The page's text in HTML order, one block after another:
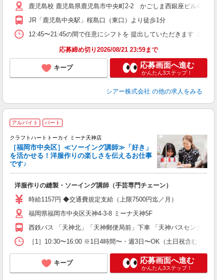
鹿児島校 鹿児島県鹿児島市中央町2-2 かごしま西銀座ビル4F
JR「鹿児島中央駅」桜島口（東口）より徒歩1分
12:45〜21:45の間で任意にシフトを 提出していただきます（1
応募締め切り2026/08/21 23:59まで
キープ 応募画面へ進む
かんたん3ステップ！
シアー株式会社 の他の求人をみる
アルバイト パート
クラフトハートトーカイ ミーナ天神店
［福岡市中央区］≪ソーイング講師≫「好き」
を活かせる！洋服作りの楽しさを伝えるお仕事
です♪
洋服作りの縫製・ソーイング講師（手芸専門チェーン）
時給1157円 ◆交通費規定支給（上限7500円迄／月）
福岡県福岡市中央区天神4-3-8 ミーナ天神5F
西鉄バス 「天神北」「天神郵便局前」下車 「天神バスセンター
［1］10:30〜16:00 ※1日4時間〜・週3日〜OK（土日祝含む）
キープ 応募画面へ進む
かんたん3ステップ！